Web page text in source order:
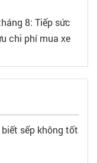
8: Tiếp sức
chi phí mua xe
sếp không tốt